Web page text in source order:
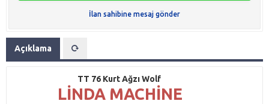
İlan sahibine mesaj gönder
Açıklama
TT 76 Kurt Ağzı Wolf
LİNDA MACHİNE